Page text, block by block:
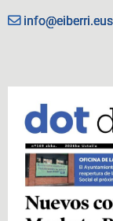
info@eiberri.eus